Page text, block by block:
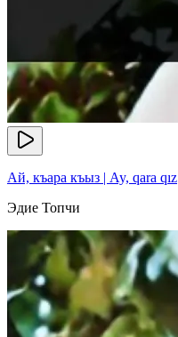
Ай, къара къыз | Ay, qara qız
Эдие Топчи